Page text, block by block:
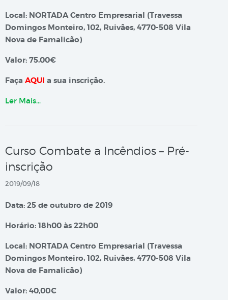
Local: NORTADA Centro Empresarial (Travessa
Domingos Monteiro, 102, Ruivães, 4770-508 Vila
Nova de Famalicão)
Valor: 75,00€
Faça AQUI a sua inscrição.
Ler Mais…
Curso Combate a Incêndios – Pré-
inscrição
2019/09/18
Data: 25 de outubro de 2019
Horário: 18h00 às 22h00
Local: NORTADA Centro Empresarial (Travessa
Domingos Monteiro, 102, Ruivães, 4770-508 Vila
Nova de Famalicão)
Valor: 40,00€